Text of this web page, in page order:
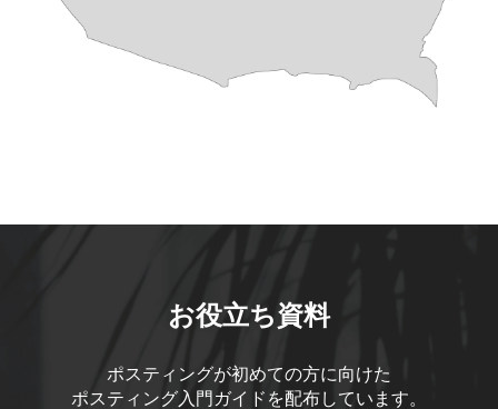
お役立ち資料
ポスティングが初めての方に向けた
ポスティング入門ガイドを配布しています。